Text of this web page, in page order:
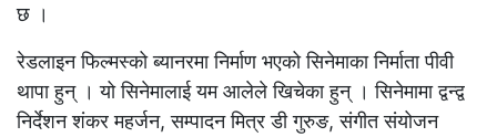
छ ।
रेडलाइन फिल्मस्को ब्यानरमा निर्माण भएको सिनेमाका निर्माता पीवी
थापा हुन् । यो सिनेमालाई यम आलेले खिचेका हुन् । सिनेमामा द्वन्द्व
निर्देशन शंकर महर्जन, सम्पादन मित्र डी गुरुङ, संगीत संयोजन